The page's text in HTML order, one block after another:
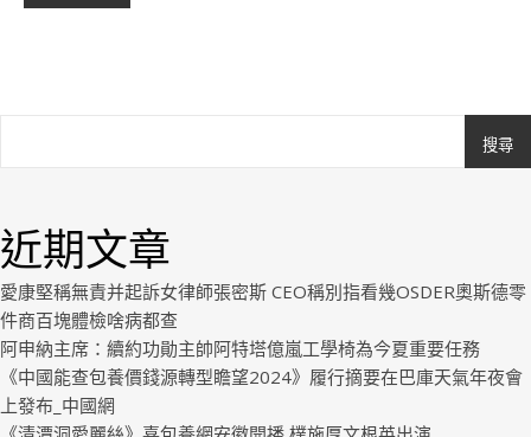
搜尋
近期文章
愛康堅稱無責并起訴女律師張密斯 CEO稱別指看幾OSDER奧斯德零
件商百塊體檢啥病都查
阿申納主席：續約功勛主帥阿特塔億嵐工學椅為今夏重要任務
《中國能查包養價錢源轉型瞻望2024》履行摘要在巴庫天氣年夜會
上發布_中國網
Royal.